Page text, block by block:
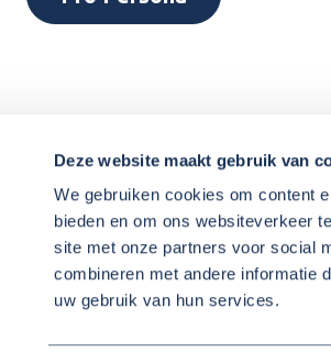
Deze website maakt gebruik van
We gebruiken cookies om content
bieden en om ons websiteverkeer
site met onze partners voor social
combineren met andere informatie
uw gebruik van hun services.